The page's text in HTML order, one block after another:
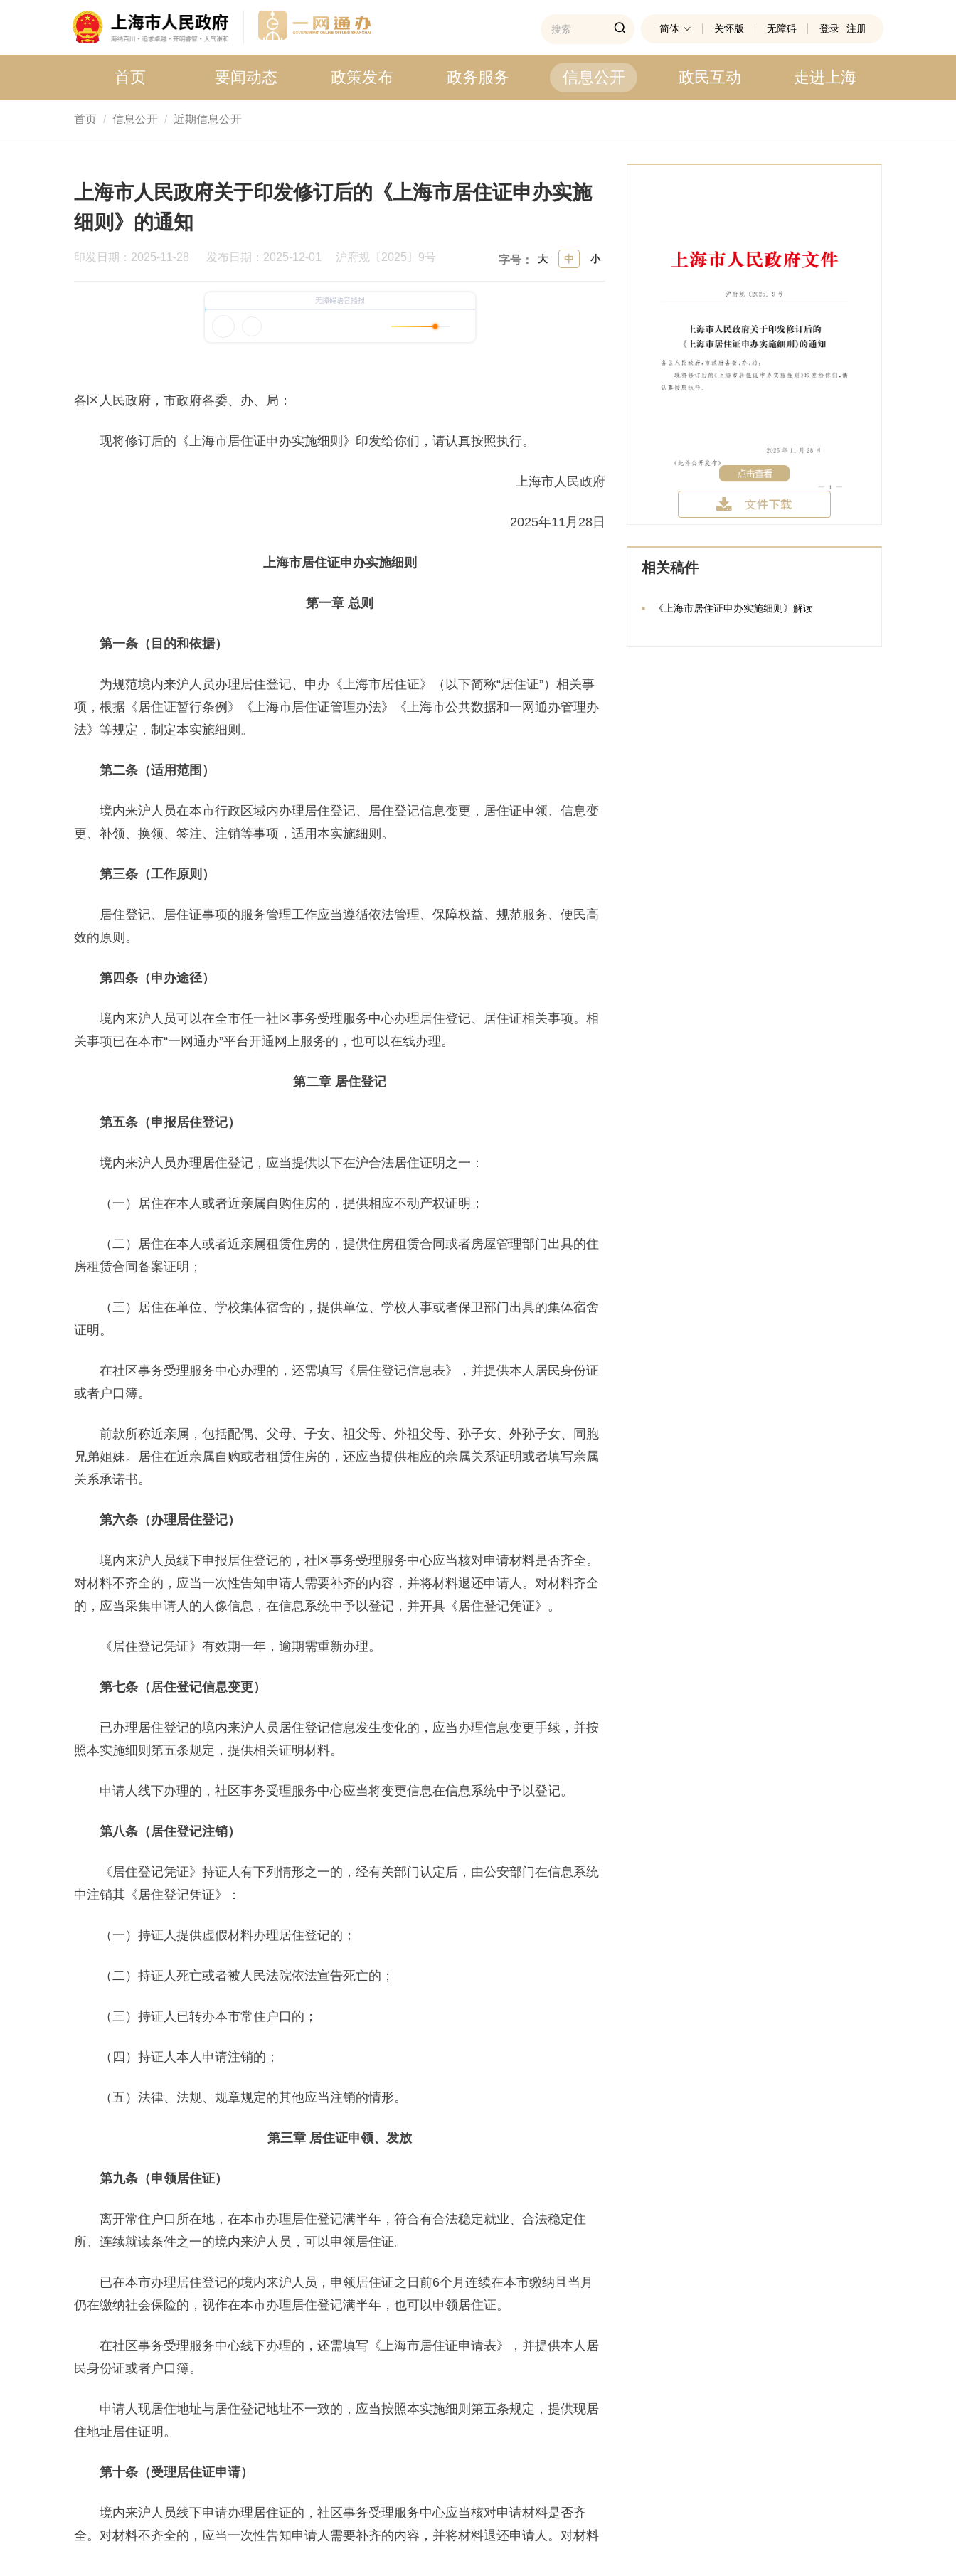
简体 关怀版 无障碍 登录 注册
首页 要闻动态 政策发布 政务服务 信息公开 政民互动 走进上海
首页 信息公开 近期信息公开
上海市人民政府关于印发修订后的《上海市居住证申办实施
细则》的通知
印发日期：2025-11-28 发布日期：2025-12-01 沪府规〔2025〕9号 字号： 大 中 小
各区人民政府，市政府各委、办、局：
现将修订后的《上海市居住证申办实施细则》印发给你们，请认真按照执行。
上海市人民政府
2025年11月28日
上海市居住证申办实施细则
第一章 总则
第一条（目的和依据）
为规范境内来沪人员办理居住登记、申办《上海市居住证》（以下简称“居住证”）相关事
项，根据《居住证暂行条例》《上海市居住证管理办法》《上海市公共数据和一网通办管理办
法》等规定，制定本实施细则。
第二条（适用范围）
境内来沪人员在本市行政区域内办理居住登记、居住登记信息变更，居住证申领、信息变
更、补领、换领、签注、注销等事项，适用本实施细则。
第三条（工作原则）
居住登记、居住证事项的服务管理工作应当遵循依法管理、保障权益、规范服务、便民高
效的原则。
第四条（申办途径）
境内来沪人员可以在全市任一社区事务受理服务中心办理居住登记、居住证相关事项。相
关事项已在本市“一网通办”平台开通网上服务的，也可以在线办理。
第二章 居住登记
第五条（申报居住登记）
境内来沪人员办理居住登记，应当提供以下在沪合法居住证明之一：
（一）居住在本人或者近亲属自购住房的，提供相应不动产权证明；
（二）居住在本人或者近亲属租赁住房的，提供住房租赁合同或者房屋管理部门出具的住
房租赁合同备案证明；
（三）居住在单位、学校集体宿舍的，提供单位、学校人事或者保卫部门出具的集体宿舍
证明。
在社区事务受理服务中心办理的，还需填写《居住登记信息表》，并提供本人居民身份证
或者户口簿。
前款所称近亲属，包括配偶、父母、子女、祖父母、外祖父母、孙子女、外孙子女、同胞
兄弟姐妹。居住在近亲属自购或者租赁住房的，还应当提供相应的亲属关系证明或者填写亲属
关系承诺书。
第六条（办理居住登记）
境内来沪人员线下申报居住登记的，社区事务受理服务中心应当核对申请材料是否齐全。
对材料不齐全的，应当一次性告知申请人需要补齐的内容，并将材料退还申请人。对材料齐全
的，应当采集申请人的人像信息，在信息系统中予以登记，并开具《居住登记凭证》。
《居住登记凭证》有效期一年，逾期需重新办理。
第七条（居住登记信息变更）
已办理居住登记的境内来沪人员居住登记信息发生变化的，应当办理信息变更手续，并按
照本实施细则第五条规定，提供相关证明材料。
申请人线下办理的，社区事务受理服务中心应当将变更信息在信息系统中予以登记。
第八条（居住登记注销）
《居住登记凭证》持证人有下列情形之一的，经有关部门认定后，由公安部门在信息系统
中注销其《居住登记凭证》：
（一）持证人提供虚假材料办理居住登记的；
（二）持证人死亡或者被人民法院依法宣告死亡的；
（三）持证人已转办本市常住户口的；
（四）持证人本人申请注销的；
（五）法律、法规、规章规定的其他应当注销的情形。
第三章 居住证申领、发放
第九条（申领居住证）
离开常住户口所在地，在本市办理居住登记满半年，符合有合法稳定就业、合法稳定住
所、连续就读条件之一的境内来沪人员，可以申领居住证。
已在本市办理居住登记的境内来沪人员，申领居住证之日前6个月连续在本市缴纳且当月
仍在缴纳社会保险的，视作在本市办理居住登记满半年，也可以申领居住证。
在社区事务受理服务中心线下办理的，还需填写《上海市居住证申请表》，并提供本人居
民身份证或者户口簿。
申请人现居住地址与居住登记地址不一致的，应当按照本实施细则第五条规定，提供现居
住地址居住证明。
第十条（受理居住证申请）
境内来沪人员线下申请办理居住证的，社区事务受理服务中心应当核对申请材料是否齐
全。对材料不齐全的，应当一次性告知申请人需要补齐的内容，并将材料退还申请人。对材料
相关稿件
《上海市居住证申办实施细则》解读